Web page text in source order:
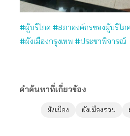
#ผู้บริโภค #สภาองค์กรของผู้บริโภ
#ผังเมืองกรุงเทพ #ประชาพิจารณ์
คำค้นหาที่เกี่ยวข้อง
ผังเมือง ผังเมืองรวม